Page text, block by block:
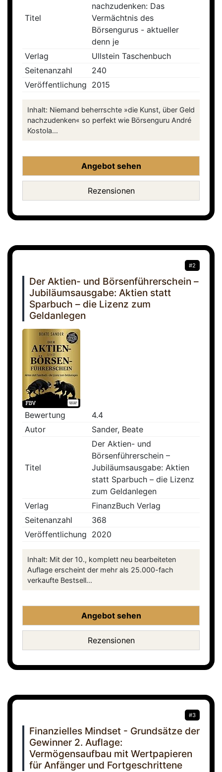
Titel
nachzudenken: Das
Vermächtnis des
Börsengurus - aktueller
denn je
Verlag
Ullstein Taschenbuch
Seitenanzahl
240
Veröffentlichung 2015
Inhalt: Niemand beherrschte »die Kunst, über Geld
nachzudenken« so perfekt wie Börsenguru André
Kostola...
Angebot sehen
Rezensionen
#2
Der Aktien- und Börsenführerschein –
Jubiläumsausgabe: Aktien statt
Sparbuch – die Lizenz zum
Geldanlegen
Bewertung
4.4
Autor
Sander, Beate
Titel
Der Aktien- und
Börsenführerschein –
Jubiläumsausgabe: Aktien
statt Sparbuch – die Lizenz
zum Geldanlegen
Verlag
FinanzBuch Verlag
Seitenanzahl
368
Veröffentlichung 2020
Inhalt: Mit der 10., komplett neu bearbeiteten
Auflage erscheint der mehr als 25.000-fach
verkaufte Bestsell...
Angebot sehen
Rezensionen
#3
Finanzielles Mindset - Grundsätze der
Gewinner 2. Auflage:
Vermögensaufbau mit Wertpapieren
für Anfänger und Fortgeschrittene